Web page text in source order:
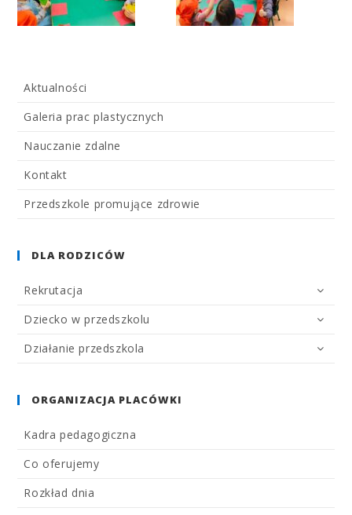
Aktualności
Galeria prac plastycznych
Nauczanie zdalne
Kontakt
Przedszkole promujące zdrowie
DLA RODZICÓW
Rekrutacja
Dziecko w przedszkolu
Działanie przedszkola
ORGANIZACJA PLACÓWKI
Kadra pedagogiczna
Co oferujemy
Rozkład dnia